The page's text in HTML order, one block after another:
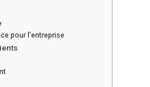
pour l’entreprise